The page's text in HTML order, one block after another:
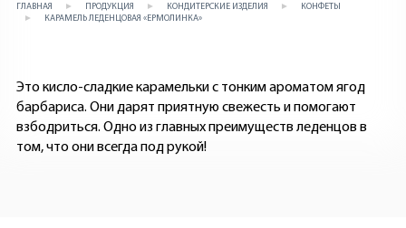
ГЛАВНАЯ ПРОДУКЦИЯ КОНДИТЕРСКИЕ ИЗДЕЛИЯ
КОНФЕТЫ
КАРАМЕЛЬ ЛЕДЕНЦОВАЯ «ЕРМОЛИНКА»
Это кисло-сладкие карамельки с тонким ароматом ягод
барбариса. Они дарят приятную свежесть и помогают
взбодриться. Одно из главных преимуществ леденцов в
том, что они всегда под рукой!